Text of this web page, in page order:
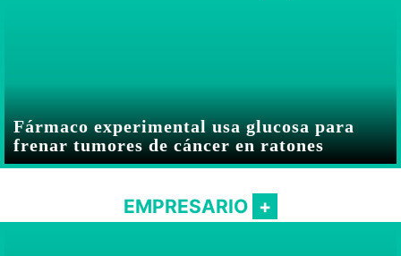
Fármaco experimental usa glucosa para
frenar tumores de cáncer en ratones
EMPRESARIO